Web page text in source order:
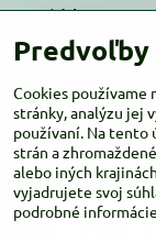
Prevádzka:
Administratívna
Otváracie hodiny:
PIA-NE
Cookies používame
stránky, analýzu jej
používaní. Na tento
strán a
alebo iných
vyjadrujete svoj
podrobné